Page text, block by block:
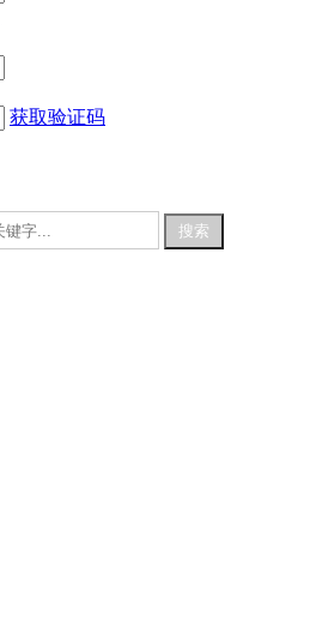
获取验证码